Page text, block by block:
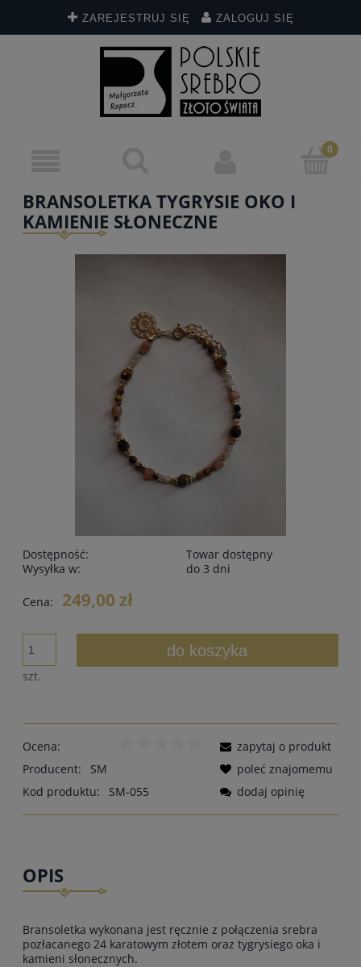
ZAREJESTRUJ SIĘ ZALOGUJ SIĘ
BRANSOLETKA TYGRYSIE OKO I
KAMIENIE SŁONECZNE
Dostępność:
Towar dostępny
Wysyłka w:
do 3 dni
Cena: 249,00 zł
szt.
do koszyka
Ocena:
Producent:
SM
Kod produktu:
SM-055
zapytaj o produkt
poleć znajomemu
dodaj opinię
OPIS
Bransoletka wykonana jest ręcznie z połączenia srebra
pozłacanego 24 karatowym złotem oraz tygrysiego oka i
kamieni słonecznych.